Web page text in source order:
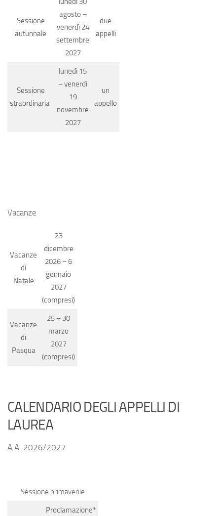
Sessione
autunnale
agosto –
venerdì 24
settembre
2027
due
appelli
Sessione
straordinaria
lunedì 15
– venerdì
19
novembre
2027
un
appello
Vacanze
Vacanze
di
Natale
23
dicembre
2026 – 6
gennaio
2027
(compresi)
Vacanze
di
Pasqua
25 – 30
marzo
2027
(compresi)
CALENDARIO DEGLI APPELLI DI
LAUREA
A.A. 2026/2027
Sessione primaverile
Proclamazione*